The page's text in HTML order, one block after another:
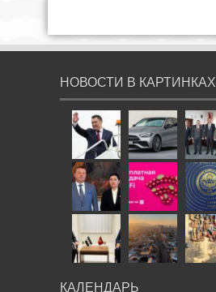
НОВОСТИ В КАРТИНКАХ
КАЛЕНДАРЬ